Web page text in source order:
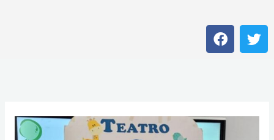
F
a
c
o
k
T
w
i
r